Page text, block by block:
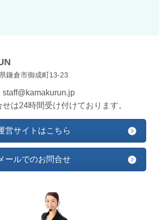
鎌倉市御成町13-23
staff@kamakurun.jp
は24時間受け付けております。
営サイトはこちら
ールでのお問合せ